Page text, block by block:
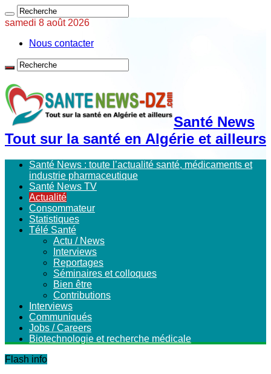
samedi 8 août 2026
Nous contacter
Santé News
Tout sur la santé en Algérie et ailleurs
Santé News : toute l’actualité santé, médicaments et
industrie pharmaceutique
Santé News TV
Actualité
Consommateur
Statistiques
Télé Santé
Actu / News
Interviews
Reportages
Séminaires et colloques
Bien être
Contributions
Interviews
Communiqués
Jobs / Careers
Biotechnologie et recherche médicale
Flash info